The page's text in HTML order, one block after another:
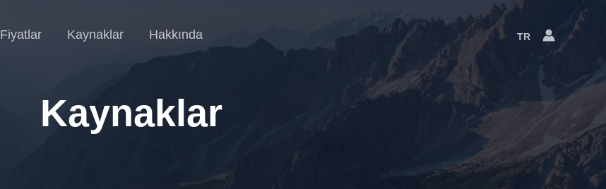
Fiyatlar Kaynaklar Hakkında TRLanguage
Switcher
Kaynaklar